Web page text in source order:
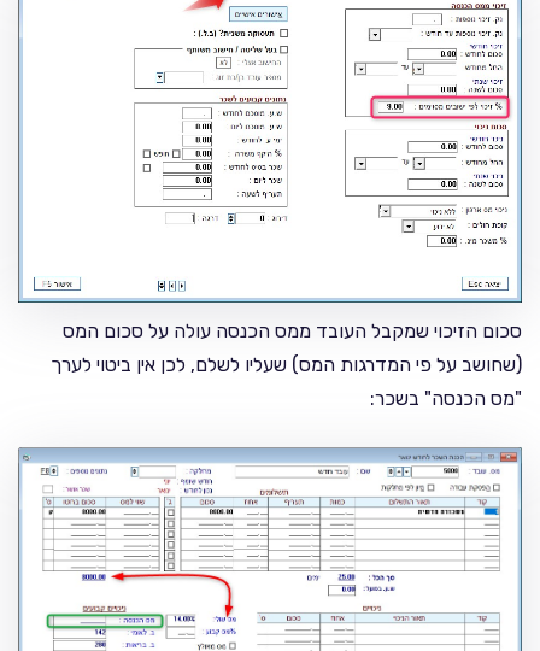
סכום הזיכוי שמקבל העובד ממס הכנסה עולה על סכום המס
(שחושב על פי המדרגות המס) שעליו לשלם, לכן אין ביטוי לערך
"מס הכנסה" בשכר: